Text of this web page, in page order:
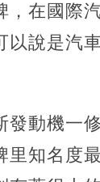
在國際
說是汽
動機一
知名度